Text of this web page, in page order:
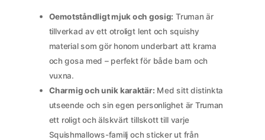
Oemotståndligt mjuk och gosig: Truman är
tillverkad av ett otroligt lent och squishy
material som gör honom underbart att krama
och gosa med – perfekt för både barn och
vuxna.
Charmig och unik karaktär: Med sitt distinkta
utseende och sin egen personlighet är Truman
ett roligt och älskvärt tillskott till varje
Squishmallows-familj och sticker ut från